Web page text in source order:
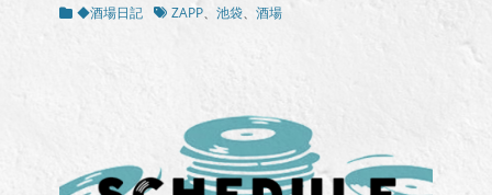
カ ◆酒場日記 タ ZAPP、 池袋、 酒場